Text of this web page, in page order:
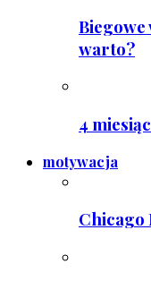
Biegowe
warto?
4
motywacja
Chicago